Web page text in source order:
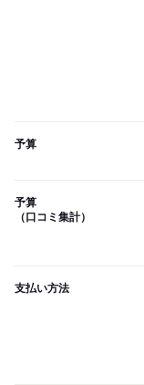
予算
予算
（口コミ集計）
支払い方法